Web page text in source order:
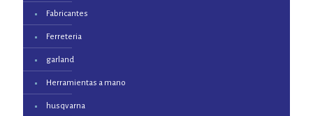
Fabricantes
Ferreteria
garland
Herramientas a mano
husqvarna